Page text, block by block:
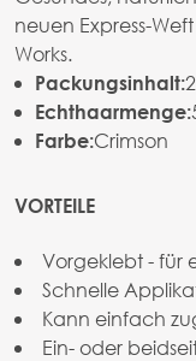
neuen Express-
Works.
Packungsinhalt:
Echthaarmenge:
Farbe:Crimson
VORTEILE
Vorgeklebt - für
Schnelle
Kann einfach
Ein- oder